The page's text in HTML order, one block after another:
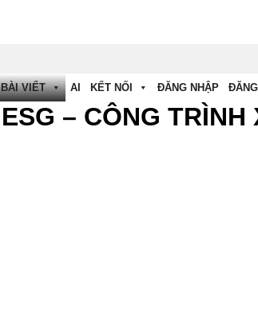
BÀI VIẾT AI KẾT NỐI ĐĂNG NHẬP
ESG – CÔNG